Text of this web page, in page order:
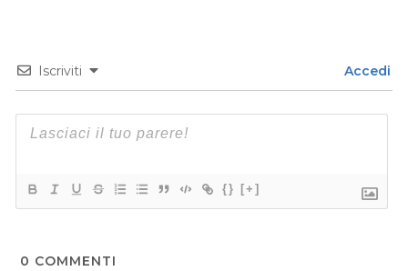
Iscriviti Accedi
{} [+]
0 COMMENTI